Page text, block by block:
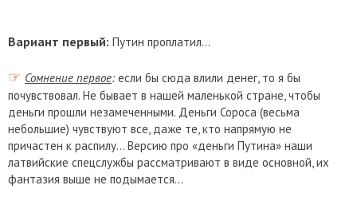
Вариант первый: Путин проплатил...
☞ Сомнение первое:если бы сюда влили денег, то я бы
почувствовал. Не бывает в нашей маленькой стране, чтобы
деньги прошли незамеченными. Деньги Сороса (весьма
небольшие) чувствуют все, даже те, кто напрямую не
причастен к распилу... Версию про «деньги Путина» наши
латвийские спецслужбы рассматривают в виде основной, их
фантазия выше не подымается...